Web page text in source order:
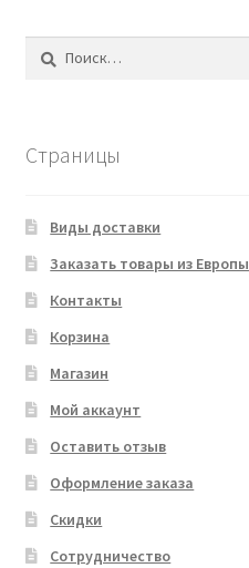
Страницы
Виды доставки
Заказать товары из Европы
Контакты
Корзина
Магазин
Мой аккаунт
Оставить отзыв
Оформление заказа
Скидки
Сотрудничество